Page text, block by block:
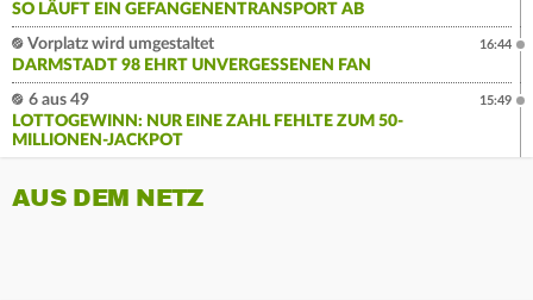
SO LÄUFT EIN GEFANGENENTRANSPORT AB
Vorplatz wird umgestaltet
DARMSTADT 98 EHRT UNVERGESSENEN FAN
16:44
6 aus 49
LOTTOGEWINN: NUR EINE ZAHL FEHLTE ZUM 50-
MILLIONEN-JACKPOT
15:49
AUS DEM NETZ